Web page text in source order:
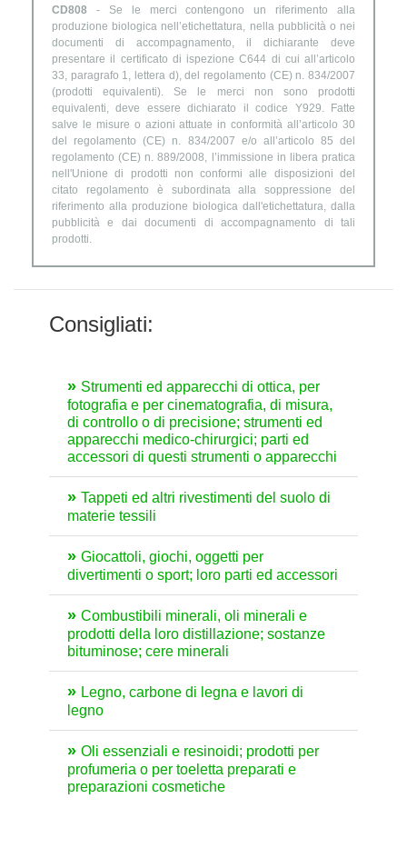
CD808 - Se le merci contengono un riferimento alla
produzione biologica nell’etichettatura, nella pubblicità o nei
documenti di accompagnamento, il dichiarante deve
presentare il certificato di ispezione C644 di cui all’articolo
33, paragrafo 1, lettera d), del regolamento (CE) n. 834/2007
(prodotti equivalenti). Se le merci non sono prodotti
equivalenti, deve essere dichiarato il codice Y929. Fatte
salve le misure o azioni attuate in conformità all’articolo 30
del regolamento (CE) n. 834/2007 e/o all’articolo 85 del
regolamento (CE) n. 889/2008, l’immissione in libera pratica
nell'Unione di prodotti non conformi alle disposizioni del
citato regolamento è subordinata alla soppressione del
riferimento alla produzione biologica dall'etichettatura, dalla
pubblicità e dai documenti di accompagnamento di tali
prodotti.
Consigliati:
Strumenti ed apparecchi di ottica, per
fotografia e per cinematografia, di misura,
di controllo o di precisione; strumenti ed
apparecchi medico-chirurgici; parti ed
accessori di questi strumenti o apparecchi
Tappeti ed altri rivestimenti del suolo di
materie tessili
Giocattoli, giochi, oggetti per
divertimenti o sport; loro parti ed accessori
Combustibili minerali, oli minerali e
prodotti della loro distillazione; sostanze
bituminose; cere minerali
Legno, carbone di legna e lavori di
legno
Oli essenziali e resinoidi; prodotti per
profumeria o per toeletta preparati e
preparazioni cosmetiche